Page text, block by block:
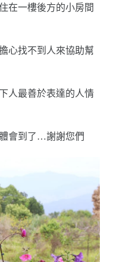
在一樓後方的小房間
心找不到人來協助幫
人最善於表達的人情
會到了…謝謝您們